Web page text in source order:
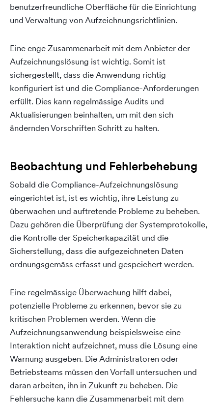
benutzerfreundliche Oberfläche für die Einrichtung
und Verwaltung von Aufzeichnungsrichtlinien.
Eine enge Zusammenarbeit mit dem Anbieter der
Aufzeichnungslösung ist wichtig. Somit ist
sichergestellt, dass die Anwendung richtig
konfiguriert ist und die Compliance-Anforderungen
erfüllt. Dies kann regelmässige Audits und
Aktualisierungen beinhalten, um mit den sich
ändernden Vorschriften Schritt zu halten.
Beobachtung und Fehlerbehebung
Sobald die Compliance-Aufzeichnungslösung
eingerichtet ist, ist es wichtig, ihre Leistung zu
überwachen und auftretende Probleme zu beheben.
Dazu gehören die Überprüfung der Systemprotokolle,
die Kontrolle der Speicherkapazität und die
Sicherstellung, dass die aufgezeichneten Daten
ordnungsgemäss erfasst und gespeichert werden.
Eine regelmässige Überwachung hilft dabei,
potenzielle Probleme zu erkennen, bevor sie zu
kritischen Problemen werden. Wenn die
Aufzeichnungsanwendung beispielsweise eine
Interaktion nicht aufzeichnet, muss die Lösung eine
Warnung ausgeben. Die Administratoren oder
Betriebsteams müssen den Vorfall untersuchen und
daran arbeiten, ihn in Zukunft zu beheben. Die
Fehlersuche kann die Zusammenarbeit mit dem